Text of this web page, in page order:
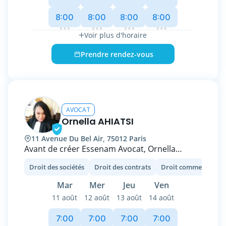
CGA, NDA …), qu’en contentieux (assignations,
conclusions, plaidoiries).
8:00
8:00
8:00
8:00
Voir plus d'horaire
Prendre rendez-vous
AVOCAT
Ornella AHIATSI
11 Avenue Du Bel Air, 75012 Paris
Avant de créer Essenam Avocat, Ornella
français et anglo-saxons de premier plan, où
elle a acquis une expertise reconnue en droit
des affaires et de l’entreprise.
la start-up aux grands groupes, dans toutes
Droit des sociétés Droit des contrats
Mar Mer Jeu Ven
11 août 12 août 13 août 14 août
7:00
7:00
7:00
7:00